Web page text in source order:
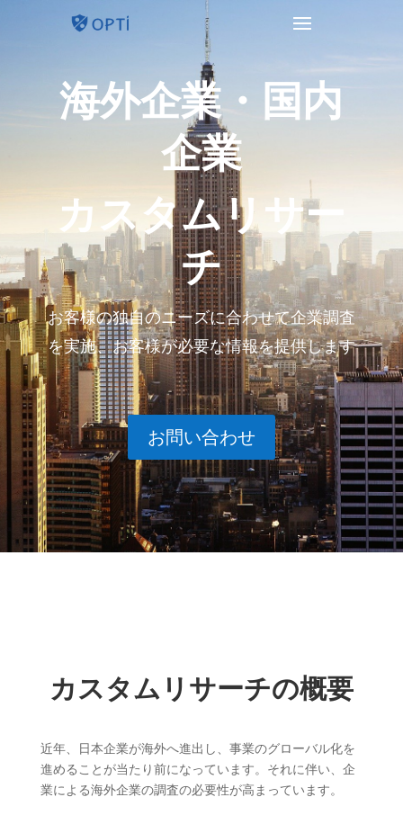
海外企業・国内
企業
カスタムリサー
チ
お客様の独自のニーズに合わせて企業調査
を実施、お客様が必要な情報を提供します
お問い合わせ
カスタムリサーチの概要
近年、日本企業が海外へ進出し、事業のグローバル化を
進めることが当たり前になっています。それに伴い、企
業による海外企業の調査の必要性が高まっています。